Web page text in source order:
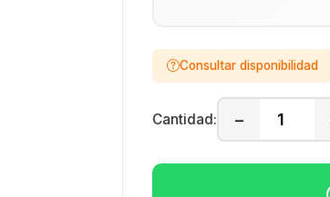
Consultar disponibilidad
Cantidad: −